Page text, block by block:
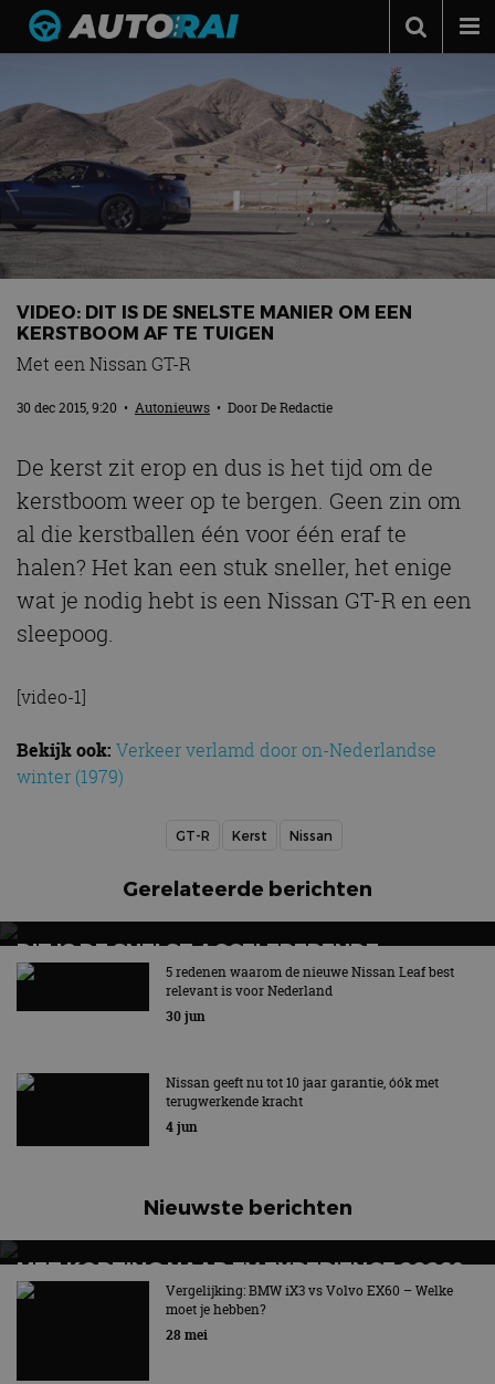
Podcast
Autotests
Automerken
Adverteren
Contact
MotorRAI.nl
VIDEO: DIT IS DE SNELSTE MANIER OM EEN
KERSTBOOM AF TE TUIGEN
Met een Nissan GT-R
30 dec 2015, 9:20 • Autonieuws • DoorDe Redactie
De kerst zit erop en dus is het tijd om de
kerstboom weer op te bergen. Geen zin om
al die kerstballen één voor één eraf te
halen? Het kan een stuk sneller, het enige
wat je nodig hebt is een Nissan GT-R en een
sleepoog.
[video-1]
Bekijk ook: Verkeer verlamd door on-Nederlandse
winter (1979)
GT-R Kerst Nissan
Gerelateerde berichten
DIT IS DE SNELST ACCELERERENDE
RACEAUTO VAN NISSAN
Nieuwe Formula E GEN4-raceauto van Nissan
5 redenen waarom de nieuwe Nissan Leaf best
relevant is voor Nederland
30 jun
Nissan geeft nu tot 10 jaar garantie, óók met
terugwerkende kracht
4 jun
Nieuwste berichten
MET KORTING NAAR EV EXPERIENCE 2026?
AUTORAI REGELT HET!
EV Experience 2026 van 24 tot 26 september
Vergelijking: BMW iX3 vs Volvo EX60 – Welke
moet je hebben?
28 mei